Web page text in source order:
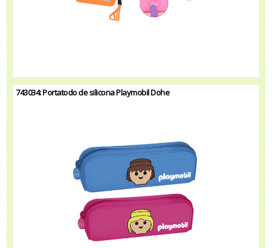
743034: Portatodo de silicona Playmobil Dohe